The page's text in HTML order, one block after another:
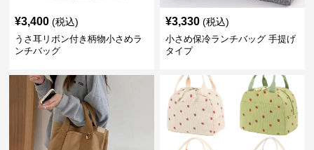
¥3,400 (税込)
うさ耳リボン付き柄物小さめラ
ンチバッグ
¥3,330 (税込)
小さめ保冷ランチバッグ 手提げ
タイプ